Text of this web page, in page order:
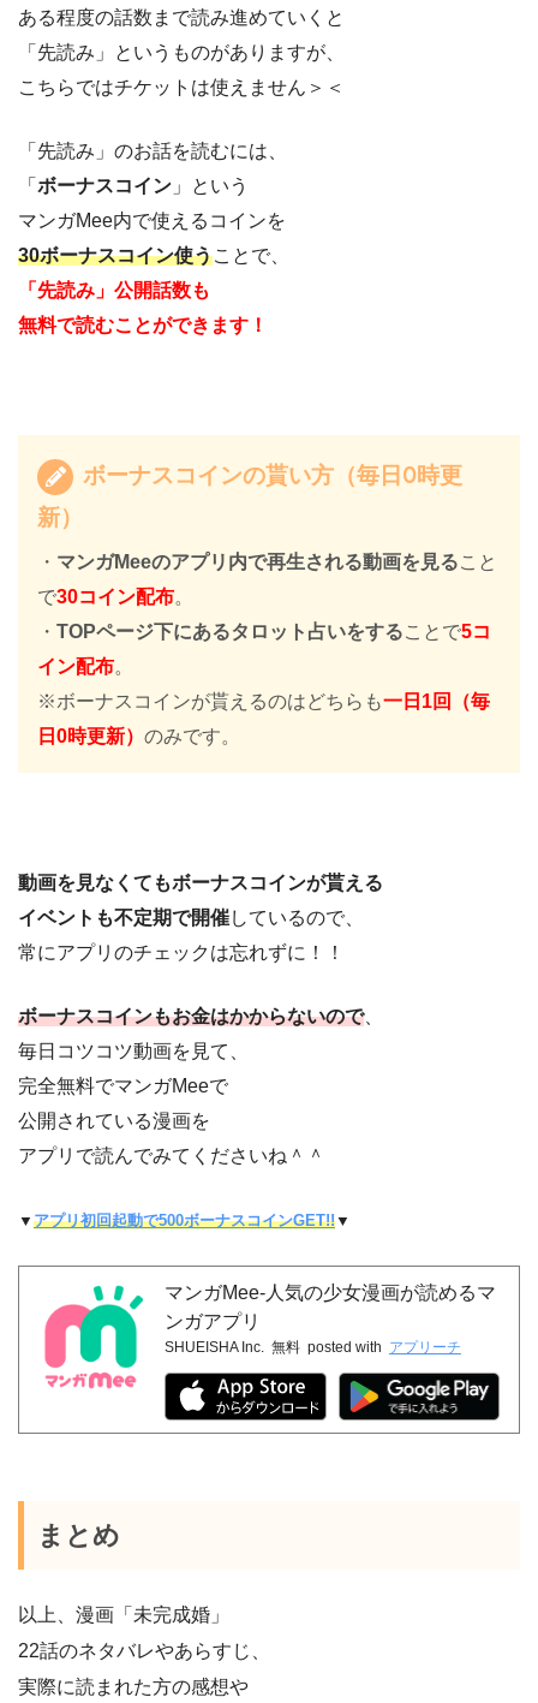
ある程度の話数まで読み進めていくと
「先読み」というものがありますが、
こちらではチケットは使えません＞＜
「先読み」のお話を読むには、
「 ボーナスコイン 」という
マンガMee内で使えるコインを
30ボーナスコイン使うことで、
「先読み」公開話数も
無料で読むことができます！
ボーナスコインの貰い方（毎日0時更
新）
・ マンガMeeのアプリ内で再生される動画を見ること
で30コイン配布。
・ TOPページ下にあるタロット占いをすることで5コ
イン配布。
※ボーナスコインが貰えるのはどちらも一日1回（毎
日0時更新） のみです。
動画を見なくてもボーナスコインが貰える
イベントも不定期で開催しているので、
常にアプリのチェックは忘れずに！！
ボーナスコインもお金はかからないので、
毎日コツコツ動画を見て、
完全無料でマンガMeeで
公開されている漫画を
アプリで読んでみてくださいね＾＾
▼ アプリ初回起動で500ボーナスコインGET!!▼
マンガMee-人気の少女漫画が読めるマ
ンガアプリ
SHUEISHA Inc. 無料 posted with アプリーチ
まとめ
以上、漫画「未完成婚」
22話のネタバレやあらすじ、
実際に読まれた方の感想や